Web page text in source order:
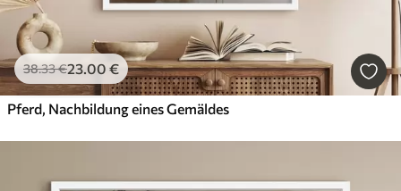
38.33€23.00 €
Pferd, Nachbildung eines Gemäldes